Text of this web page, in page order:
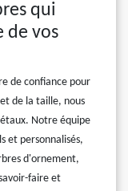
qui
de vos
de confiance pour
de la taille, nous
Notre équipe
et personnalisés,
d'ornement,
faire et